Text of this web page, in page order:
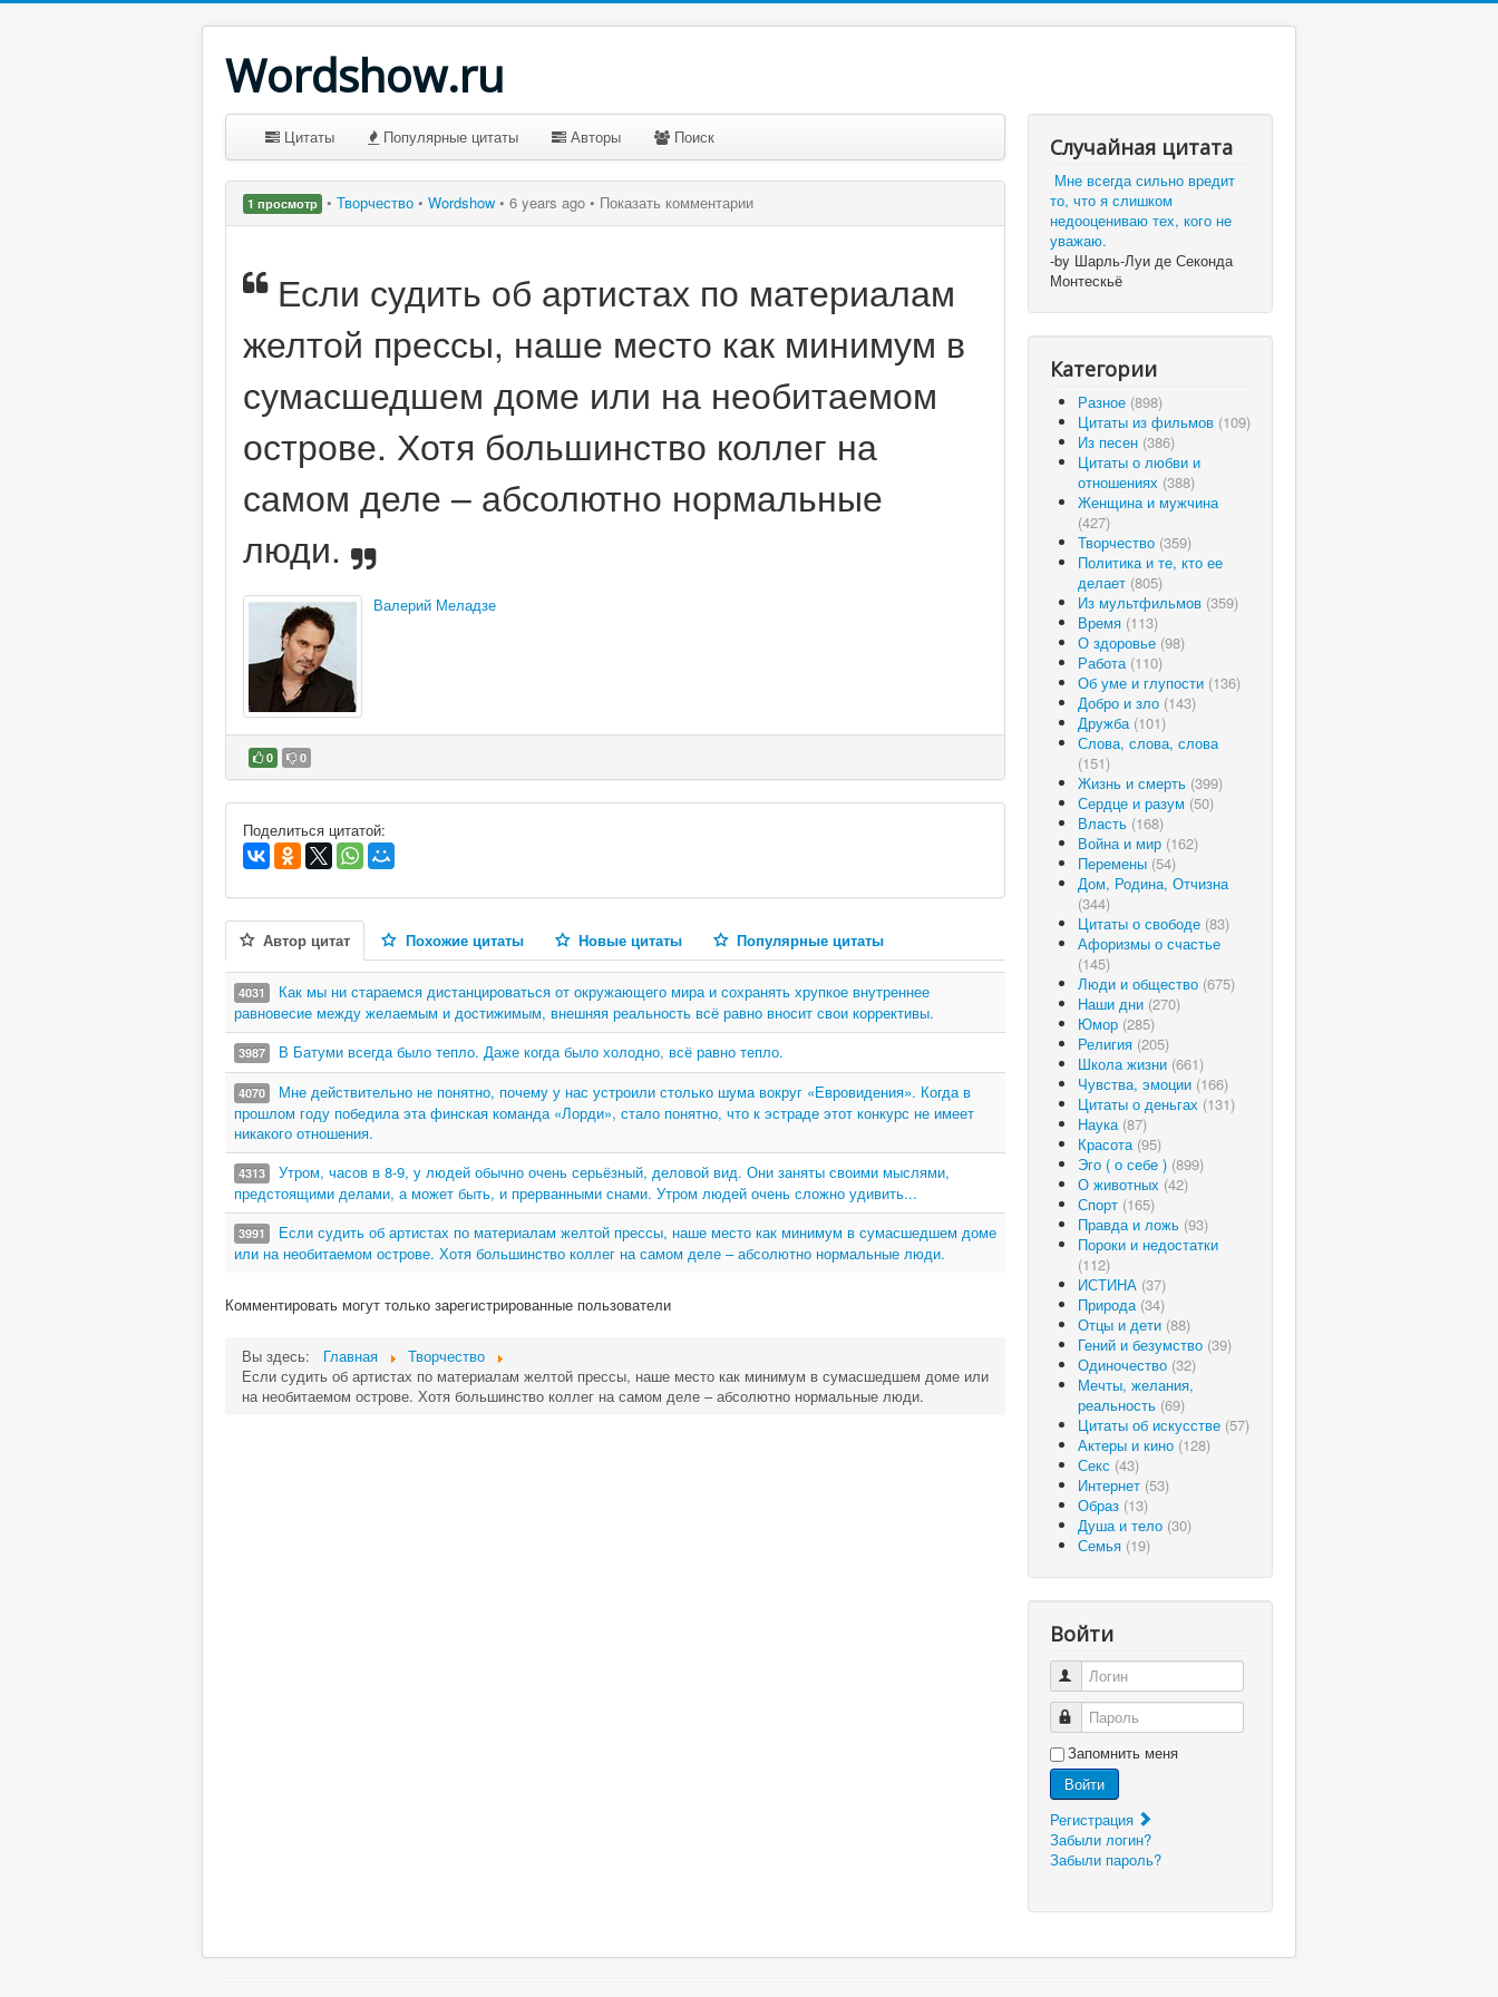
Wordshow.ru
Цитаты Популярные цитаты Авторы Поиск
1 просмотр • Творчество • Wordshow • 6 years ago • Показать комментарии
Если судить об артистах по материалам
желтой прессы, наше место как минимум в
сумасшедшем доме или на необитаемом
острове. Хотя большинство коллег на
самом деле – абсолютно нормальные
люди.
Валерий Меладзе
0 0
В избранное
Поделиться цитатой:
Автор цитат Похожие цитаты Новые цитаты Популярные цитаты
4031
Как мы ни стараемся дистанцироваться от окружающего мира и сохранять хрупкое внутреннее
равновесие между желаемым и достижимым, внешняя реальность всё равно вносит свои коррективы.
3987 В Батуми всегда было тепло. Даже когда было холодно, всё равно тепло.
4070
Мне действительно не понятно, почему у нас устроили столько шума вокруг «Евровидения». Когда в
прошлом году победила эта финская команда «Лорди», стало понятно, что к эстраде этот конкурс не имеет
никакого отношения.
4313
Утром, часов в 8-9, у людей обычно очень серьёзный, деловой вид. Они заняты своими мыслями,
предстоящими делами, а может быть, и прерванными снами. Утром людей очень сложно удивить...
3991
Если судить об артистах по материалам желтой прессы, наше место как минимум в сумасшедшем доме
или на необитаемом острове. Хотя большинство коллег на самом деле – абсолютно нормальные люди.
Комментировать могут только зарегистрированные пользователи
Вы здесь: Главная
Творчество
Если судить об артистах по материалам желтой прессы, наше место как минимум в сумасшедшем доме или
на необитаемом острове. Хотя большинство коллег на самом деле – абсолютно нормальные люди.
Случайная цитата
Мне всегда сильно вредит
то, что я слишком
недооцениваю тех, кого не
уважаю.
-by Шарль-Луи де Секонда
Монтескьё
Категории
Разное (898)
Цитаты из фильмов (109)
Из песен (386)
Цитаты о любви и
отношениях (388)
Женщина и мужчина
(427)
Творчество (359)
Политика и те, кто ее
делает (805)
Из мультфильмов (359)
Время (113)
О здоровье (98)
Работа (110)
Об уме и глупости (136)
Добро и зло (143)
Дружба (101)
Слова, слова, слова
(151)
Жизнь и смерть (399)
Сердце и разум (50)
Власть (168)
Война и мир (162)
Перемены (54)
Дом, Родина, Отчизна
(344)
Цитаты о свободе (83)
Афоризмы о счастье
(145)
Люди и общество (675)
Наши дни (270)
Юмор (285)
Религия (205)
Школа жизни (661)
Чувства, эмоции (166)
Цитаты о деньгах (131)
Наука (87)
Красота (95)
Эго ( о себе ) (899)
О животных (42)
Спорт (165)
Правда и ложь (93)
Пороки и недостатки
(112)
ИСТИНА (37)
Природа (34)
Отцы и дети (88)
Гений и безумство (39)
Одиночество (32)
Мечты, желания,
реальность (69)
Цитаты об искусстве (57)
Актеры и кино (128)
Секс (43)
Интернет (53)
Образ (13)
Душа и тело (30)
Семья (19)
Войти
Логин
Пароль
Запомнить меня
Войти
Регистрация
Забыли логин?
Забыли пароль?